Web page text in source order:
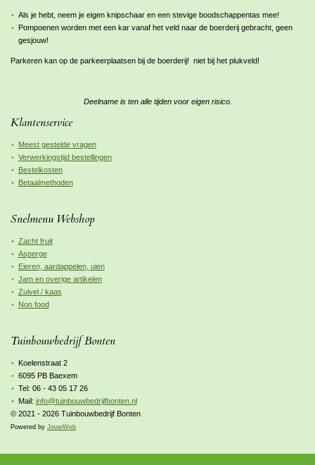
Als je hebt, neem je eigen knipschaar en een stevige boodschappentas mee!
Pompoenen worden met een kar vanaf het veld naar de boerderij gebracht, geen
gesjouw!
Parkeren kan op de parkeerplaatsen bij de boerderij! niet bij het plukveld!
Deelname is ten alle tijden voor eigen risico.
Klantenservice
Meest gestelde vragen
Verwerkingstijd bestellingen
Bestelkosten
Betaalmethoden
Snelmenu Webshop
Zacht fruit
Asperge
Eieren, aardappelen, uien
Jam en overige artikelen
Zuivel / kaas
Non food
Tuinbouwbedrijf Bonten
Koelenstraat 2
6095 PB Baexem
Tel: 06 - 43 05 17 26
Mail: info@tuinbouwbedrijfbonten.nl
© 2021 - 2026 Tuinbouwbedrijf Bonten
Powered by JouwWeb